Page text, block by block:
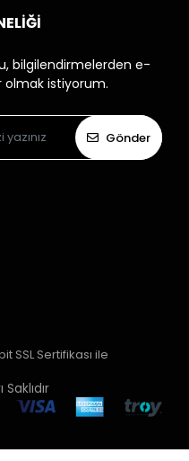
bilgilendirmelerden e-
olmak istiyorum.
Gönder
SSL Sertifikası ile
Saklıdır